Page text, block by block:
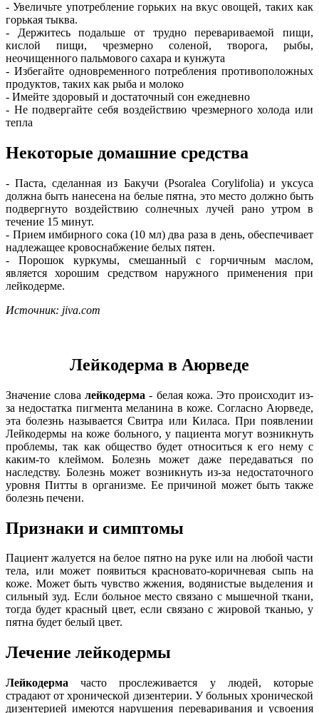
- Увеличьте употребление горьких на вкус овощей, таких как
горькая тыква.
- Держитесь подальше от трудно перевариваемой пищи,
кислой пищи, чрезмерно соленой, творога, рыбы,
неочищенного пальмового сахара и кунжута
- Избегайте одновременного потребления противоположных
продуктов, таких как рыба и молоко
- Имейте здоровый и достаточный сон ежедневно
- Не подвергайте себя воздействию чрезмерного холода или
тепла
Некоторые домашние средства
- Паста, сделанная из Бакучи (Psoralea Corylifolia) и уксуса
должна быть нанесена на белые пятна, это место должно быть
подвергнуто воздействию солнечных лучей рано утром в
течение 15 минут.
- Прием имбирного сока (10 мл) два раза в день, обеспечивает
надлежащее кровоснабжение белых пятен.
- Порошок куркумы, смешанный с горчичным маслом,
является хорошим средством наружного применения при
лейкодерме.
Источник: jiva.com
Лейкодерма в Аюрведе
Значение словалейкодерма - белая кожа. Это происходит из-
за недостатка пигмента меланина в коже. Согласно Аюрведе,
эта болезнь называется Свитра или Киласа. При появлении
Лейкодермы на коже больного, у пациента могут возникнуть
проблемы, так как общество будет относиться к его нему с
каким-то клеймом. Болезнь может даже передаваться по
наследству. Болезнь может возникнуть из-за недостаточного
уровня Питты в организме. Ее причиной может быть также
болезнь печени.
Признаки и симптомы
Пациент жалуется на белое пятно на руке или на любой части
тела, или может появиться красновато-коричневая сыпь на
коже. Может быть чувство жжения, водянистые выделения и
сильный зуд. Если больное место связано с мышечной ткани,
тогда будет красный цвет, если связано с жировой тканью, у
пятна будет белый цвет.
Лечение лейкодермы
Лейкодерма часто прослеживается у людей, которые
страдают от хронической дизентерии. У больных хронической
дизентерией имеются нарушения переваривания и усвоения